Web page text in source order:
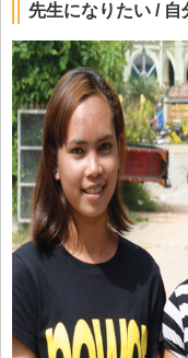
先生になりたい /